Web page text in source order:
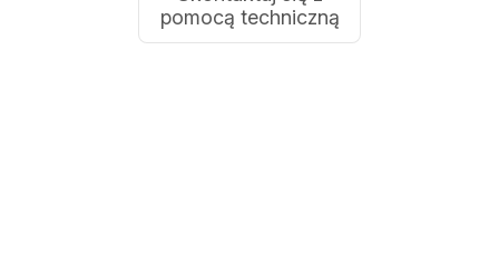
pomocą techniczną